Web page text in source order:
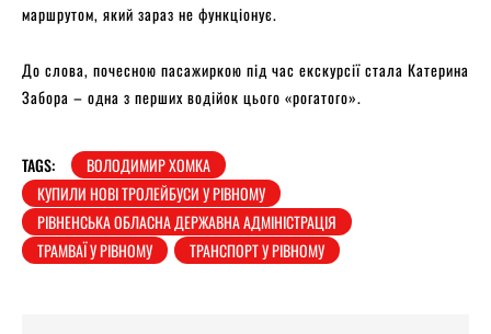
маршрутом, який зараз не функціонує.
До слова, почесною пасажиркою під час екскурсії стала Катерина
Забора – одна з перших водійок цього «рогатого».
TAGS:
ВОЛОДИМИР ХОМКА
КУПИЛИ НОВІ ТРОЛЕЙБУСИ У РІВНОМУ
РІВНЕНСЬКА ОБЛАСНА ДЕРЖАВНА АДМІНІСТРАЦІЯ
ТРАМВАЇ У РІВНОМУ
ТРАНСПОРТ У РІВНОМУ